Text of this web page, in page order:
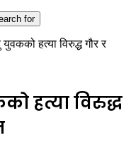
for
युवकको हत्या विरुद्ध गौर र
हत्या विरुद्ध